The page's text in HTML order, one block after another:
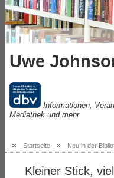
Uwe
Informationen,
Mediathek und mehr
Startseite Neu in der
Kleiner Stick,